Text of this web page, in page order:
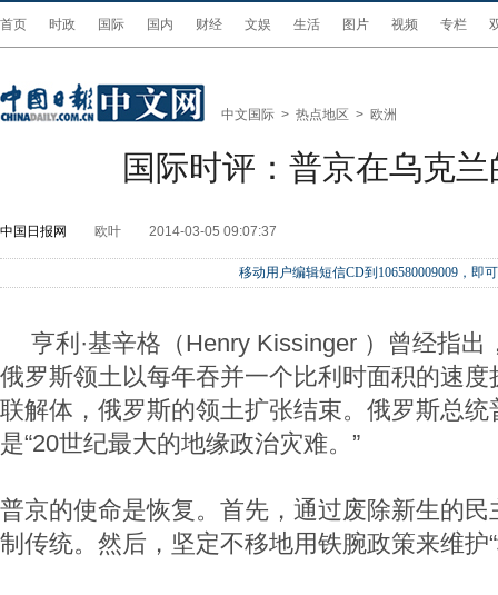
首页 时政 国际 国内 财经 文娱 生活 图片 视频 专栏
中文国际 > 热点地区 > 欧洲
国际时评：普京在乌克
中国日报网 欧叶 2014-03-05 09:07:37
移动用户编辑短信CD到106580009009，即
亨利·基辛格（Henry Kissinger ）曾经指
俄罗斯领土以每年吞并一个比利时面积的速
联解体，俄罗斯的领土扩张结束。俄罗斯总统
是“20世纪最大的地缘政治灾难。”
普京的使命是恢复。首先，通过废除新生的
制传统。然后，坚定不移地用铁腕政策来维护